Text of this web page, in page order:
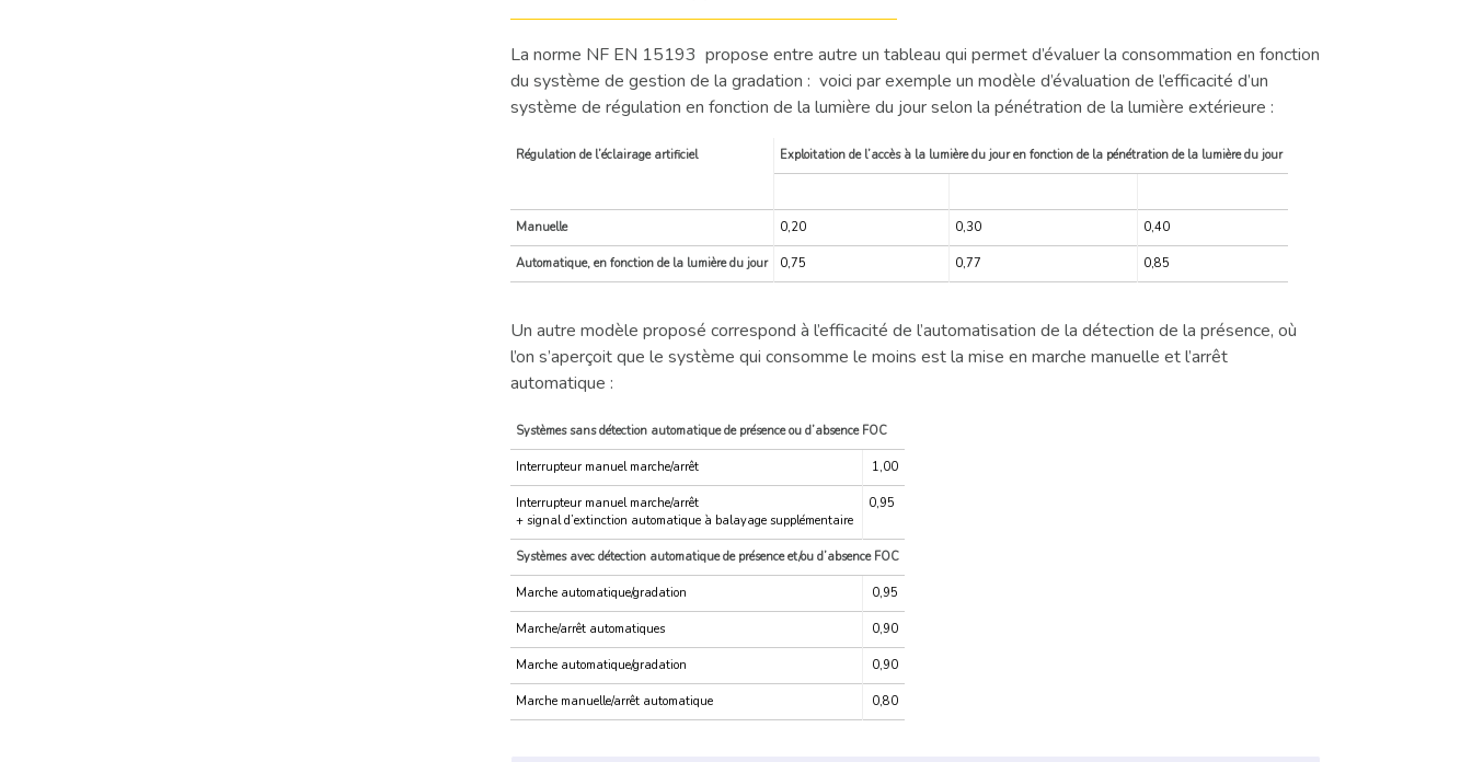
La norme NF EN 15193 propose entre autre un tableau qui permet d’évaluer la consommation en fonction
du système de gestion de la gradation : voici par exemple un modèle d’évaluation de l’efficacité d’un
système de régulation en fonction de la lumière du jour selon la pénétration de la lumière extérieure :
Régulation de l’éclairage artificiel Exploitation de l’accès à la lumière du jour en fonction de la pénétration de la lumière du jour
Manuelle 0,20 0,30 0,40
Automatique, en fonction de la lumière du jour 0,75 0,77 0,85
Un autre modèle proposé correspond à l’efficacité de l’automatisation de la détection de la présence, où
l’on s’aperçoit que le système qui consomme le moins est la mise en marche manuelle et l’arrêt
automatique :
Systèmes sans détection automatique de présence ou d’absence FOC
Interrupteur manuel marche/arrêt 1,00
Interrupteur manuel marche/arrêt
+ signal d’extinction automatique à balayage supplémentaire
0,95
Systèmes avec détection automatique de présence et/ou d’absence FOC
Marche automatique/gradation 0,95
Marche/arrêt automatiques 0,90
Marche automatique/gradation 0,90
Marche manuelle/arrêt automatique 0,80